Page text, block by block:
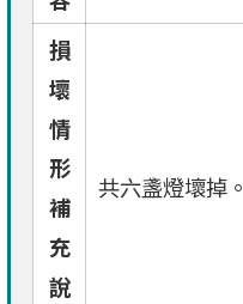
損
壞
情
形
補
充
說
共六盞燈壞掉。